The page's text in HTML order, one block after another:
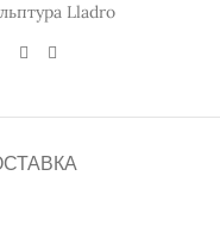
Lladro